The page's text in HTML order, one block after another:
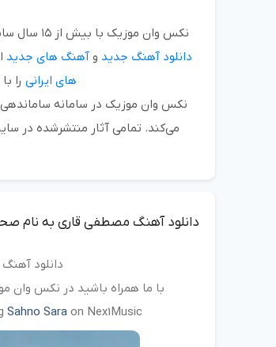
نکس وان موزیک با بیش از ۱۵ سال سابقه فعالیت
دانلود آهنگ جدید و آهنگ های جدید
های ایرانی را
نکس وان موزیک در سامانه
می‌کند. تمامی آثار منتشرشده در
دانلود آهنگ مصطفی قاری به نام
دانلود
با ما همراه باشید در نکس وان
Sahno Sara on Nex1Music